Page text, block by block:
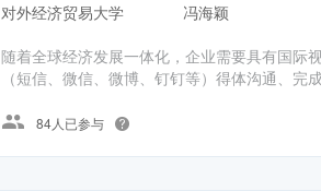
对外经济贸易大学
冯海颖
随着全球经济发展一体化，企业需要具有国际
（短信、微信、微博、钉钉等）得体沟通、
84人已参与